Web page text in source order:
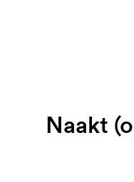
Naakt